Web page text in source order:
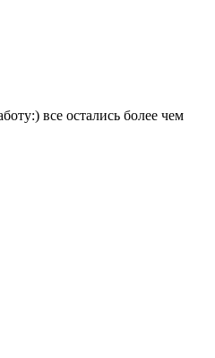
все остались более чем